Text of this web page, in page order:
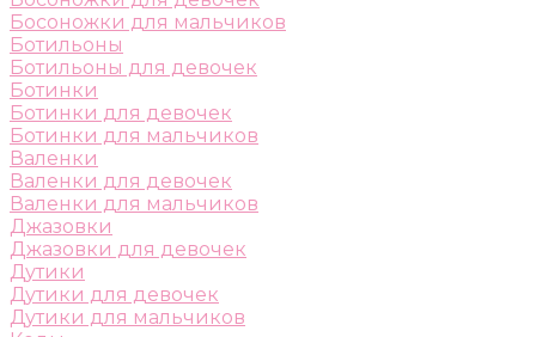
Босоножки для мальчиков
Ботильоны
Ботильоны для девочек
Ботинки
Ботинки для девочек
Ботинки для мальчиков
Валенки
Валенки для девочек
Валенки для мальчиков
Джазовки
Джазовки для девочек
Дутики
Дутики для девочек
Дутики для мальчиков